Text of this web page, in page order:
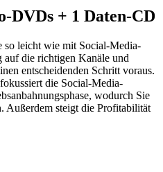
DVDs + 1 Daten-CD
leicht wie mit Social-Media-
auf die richtigen Kanäle und
entscheidenden Schritt voraus.
die Social-Media-
wodurch Sie
Außerdem steigt die Profitabilität